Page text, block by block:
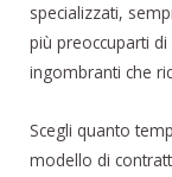
specializzati,
più preoccuparti
ingombranti che
Scegli quanto
modello di